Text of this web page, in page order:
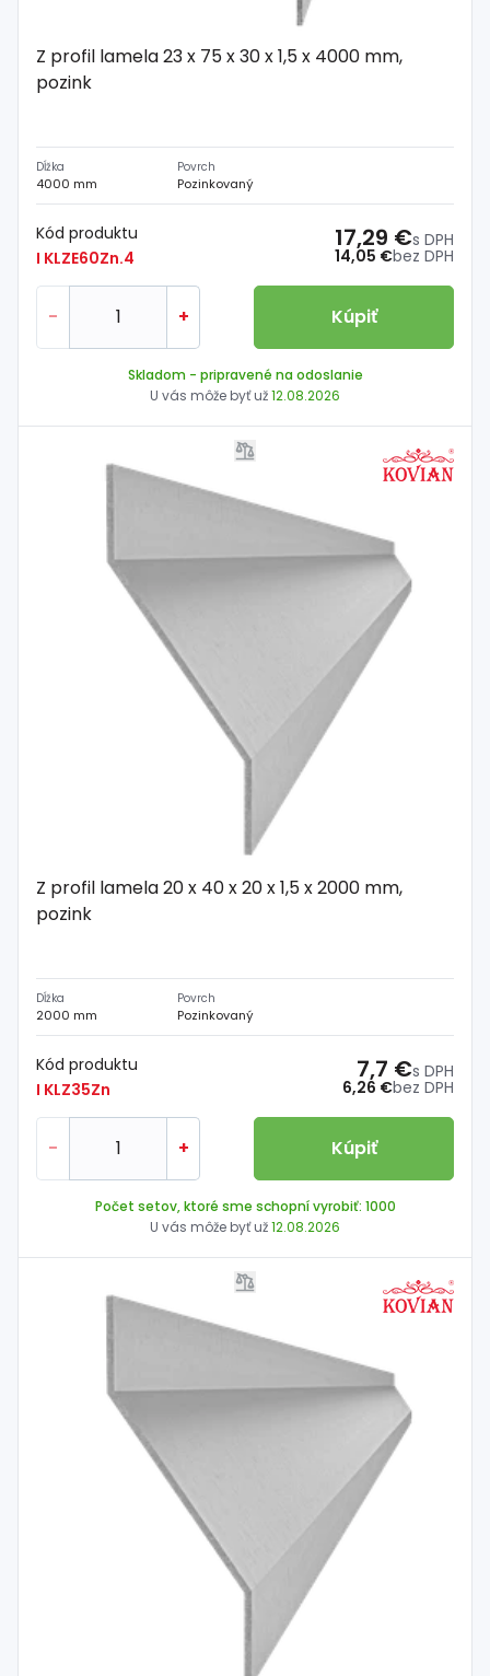
Z profil lamela 23 x 75 x 30 x 1,5 x 4000 mm,
pozink
Dĺžka
4000 mm
Povrch
Pozinkovaný
Kód produktu
I KLZE60Zn.4
14,05 €bez DPH
17,29 €s DPH
- + Kúpiť
Skladom - pripravené na odoslanie
U vás môže byť už12.08.2026
Z profil lamela 20 x 40 x 20 x 1,5 x 2000 mm,
pozink
Dĺžka
2000 mm
Povrch
Pozinkovaný
Kód produktu
I KLZ35Zn
6,26 €bez DPH
7,7 €s DPH
- + Kúpiť
Počet setov, ktoré sme schopní vyrobiť: 1000
U vás môže byť už12.08.2026